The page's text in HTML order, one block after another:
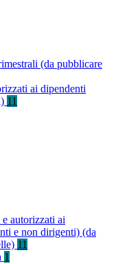
(da pubblicare
ai dipendenti
11
autorizzati ai
e non dirigenti) (da
11
1